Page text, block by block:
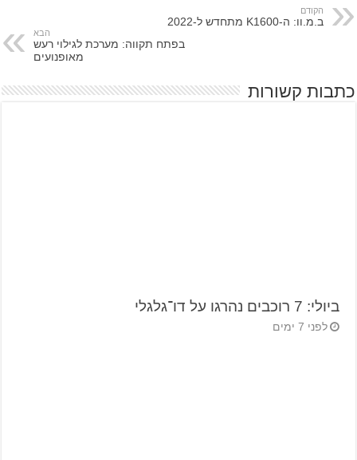
הקודם
ב.מ.וו: ה-K1600 מתחדש ל-2022
הבא
בפתח תקווה: מערכת לגילוי רעש
מאופנועים
כתבות קשורות
ביולי: 7 רוכבים נהרגו על דו־גלגלי
לפני 7 ימים